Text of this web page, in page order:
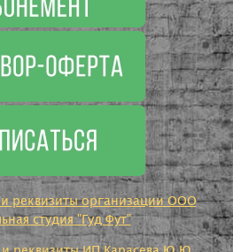
реквизиты организации ООО
студия "Гуд Фут"